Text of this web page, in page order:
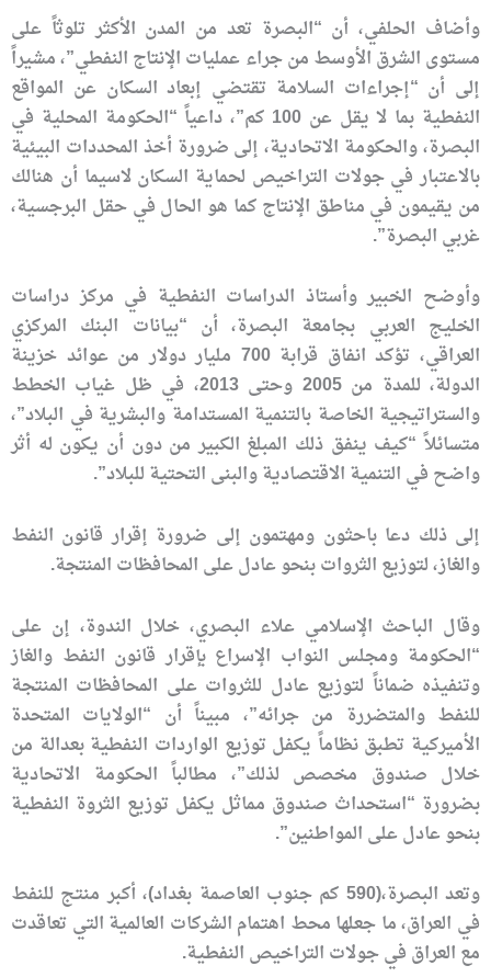
وأضاف الحلفي، أن “البصرة تعد من المدن الأكثر تلوثاً على
مستوى الشرق الأوسط من جراء عمليات الإنتاج النفطي”، مشيراً
إلى أن “إجراءات السلامة تقتضي إبعاد السكان عن المواقع
النفطية بما لا يقل عن 100 كم”، داعياً “الحكومة المحلية في
البصرة، والحكومة الاتحادية، إلى ضرورة أخذ المحددات البيئية
بالاعتبار في جولات التراخيص لحماية السكان لاسيما أن هنالك
من يقيمون في مناطق الإنتاج كما هو الحال في حقل البرجسية،
غربي البصرة”.
وأوضح الخبير وأستاذ الدراسات النفطية في مركز دراسات
الخليج العربي بجامعة البصرة، أن “بيانات البنك المركزي
العراقي، تؤكد انفاق قرابة 700 مليار دولار من عوائد خزينة
الدولة، للمدة من 2005 وحتى 2013، في ظل غياب الخطط
والستراتيجية الخاصة بالتنمية المستدامة والبشرية في البلاد”،
متسائلاً “كيف ينفق ذلك المبلغ الكبير من دون أن يكون له أثر
واضح في التنمية الاقتصادية والبنى التحتية للبلاد”.
إلى ذلك دعا باحثون ومهتمون إلى ضرورة إقرار قانون النفط
والغاز، لتوزيع الثروات بنحو عادل على المحافظات المنتجة.
وقال الباحث الإسلامي علاء البصري، خلال الندوة، إن على
“الحكومة ومجلس النواب الإسراع بإقرار قانون النفط والغاز
وتنفيذه ضماناً لتوزيع عادل للثروات على المحافظات المنتجة
للنفط والمتضررة من جرائه”، مبيناً أن “الولايات المتحدة
الأميركية تطبق نظاماً يكفل توزيع الواردات النفطية بعدالة من
خلال صندوق مخصص لذلك”، مطالباً الحكومة الاتحادية
بضرورة “استحداث صندوق مماثل يكفل توزيع الثروة النفطية
بنحو عادل على المواطنين”.
وتعد البصرة،(590 كم جنوب العاصمة بغداد)، أكبر منتج للنفط
في العراق، ما جعلها محط اهتمام الشركات العالمية التي تعاقدت
مع العراق في جولات التراخيص النفطية.